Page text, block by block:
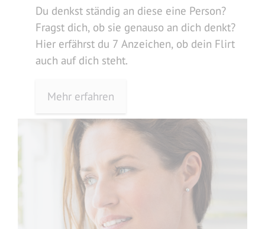
Du denkst ständig an diese eine Person?
Fragst dich, ob sie genauso an dich denkt?
Hier erfährst du 7 Anzeichen, ob dein Flirt
auch auf dich steht.
Mehr erfahren